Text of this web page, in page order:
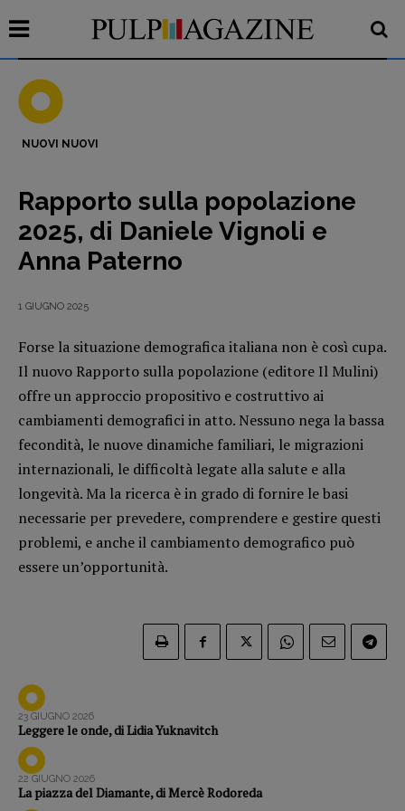
Recensioni
Primo Piano
Interviste
RUBRICHE
Fumetti
Libro & Film
Pulp for kids
Opera prima
DOSSIER
12 dicembre
Blade Runner 40
Editoria
Intelligenza Artificiale
Pasolini 1922-2022
Psichedelia
Stranimondi
Tornare a Ballard
Vampirismi
NUOVI NUOVI
Rapporto sulla popolazione
2025, di Daniele Vignoli e
Anna Paterno
1 GIUGNO 2025
Forse la situazione demografica italiana non è così cupa.
Il nuovo Rapporto sulla popolazione (editore Il Mulini)
offre un approccio propositivo e costruttivo ai
cambiamenti demografici in atto. Nessuno nega la bassa
fecondità, le nuove dinamiche familiari, le migrazioni
internazionali, le difficoltà legate alla salute e alla
longevità. Ma la ricerca è in grado di fornire le basi
necessarie per prevedere, comprendere e gestire questi
problemi, e anche il cambiamento demografico può
essere un’opportunità.
23 GIUGNO 2026
Leggere le onde, di Lidia Yuknavitch
22 GIUGNO 2026
La piazza del Diamante, di Mercè Rodoreda